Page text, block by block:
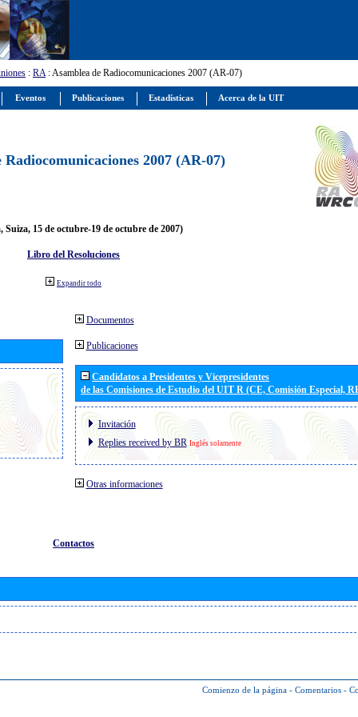
: RA: Asamblea de Radiocomunicaciones 2007 (AR-07)
Radiocomunicaciones 2007 (AR-07)
Suiza, 15 de octubre-19 de octubre de 2007)
Libro del Resoluciones
Expandir todo
Documentos
Publicaciones
Candidatos a Presidentes y Vicepresidentes
de las Comisiones de Estudio del UIT R (CE, Comisión Especial,
Invitación
Replies received by BR Inglés solamente
Otras informaciones
Contactos
Comienzo de la página - Comentarios -
Eventos Publicaciones Estadísticas Acerca de la UIT